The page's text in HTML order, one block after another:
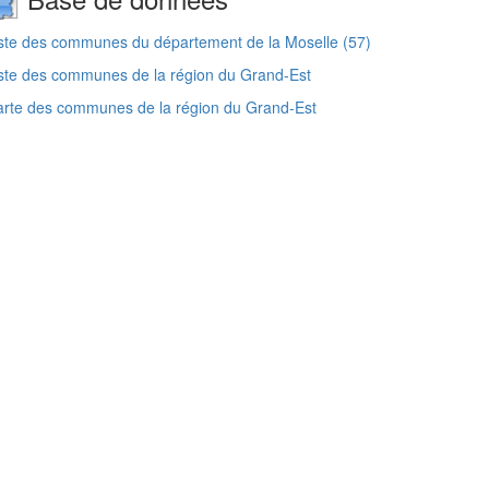
des communes du département de la Moselle (57)
des communes de la région du Grand-Est
des communes de la région du Grand-Est